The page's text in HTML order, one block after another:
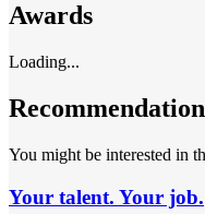
Awards
Loading...
You might be interested in
Your talent. Your job.